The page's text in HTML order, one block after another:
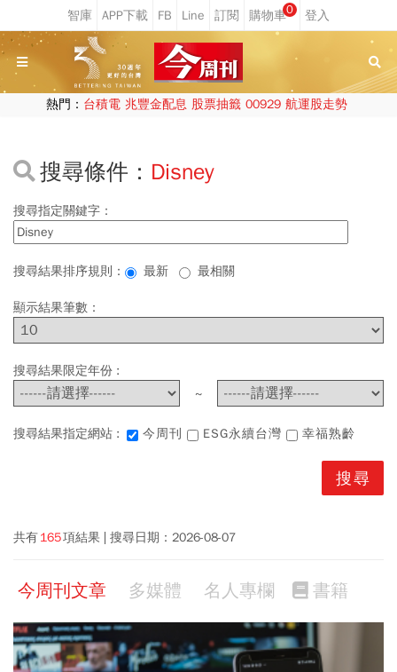
0
熱門： 台積電 兆豐金配息 股票抽籤 00929 航運股走勢
搜尋條件： Disney
搜尋指定關鍵字：
搜尋結果排序規則： 最新 最相關
顯示結果筆數：
搜尋結果限定年份 :
~
搜尋結果指定網站 : 今周刊 ESG永續台灣 幸福熟齡
共有165項結果 搜尋日期： 2026-08-07
今周刊文章 多媒體 名人專欄 書籍